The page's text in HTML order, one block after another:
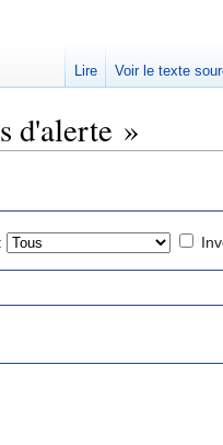
d'alerte »
Lire Voir le texte